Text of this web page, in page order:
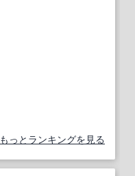
もっとランキングを見る